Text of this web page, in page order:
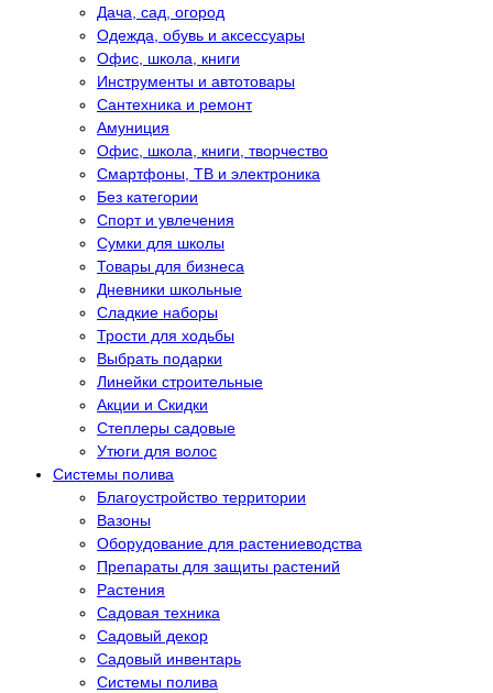
Дача, сад, огород
Одежда, обувь и аксессуары
Офис, школа, книги
Инструменты и автотовары
Сантехника и ремонт
Амуниция
Офис, школа, книги, творчество
Смартфоны, ТВ и электроника
Без категории
Спорт и увлечения
Сумки для школы
Товары для бизнеса
Дневники школьные
Сладкие наборы
Трости для ходьбы
Выбрать подарки
Линейки строительные
Акции и Скидки
Степлеры садовые
Утюги для волос
Системы полива
Благоустройство территории
Вазоны
Оборудование для растениеводства
Препараты для защиты растений
Растения
Садовая техника
Садовый декор
Садовый инвентарь
Системы полива